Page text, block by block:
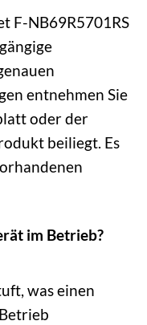
F-NB69R5701RS
entnehmen Sie
oder der
beiliegt. Es
im Betrieb?
was einen